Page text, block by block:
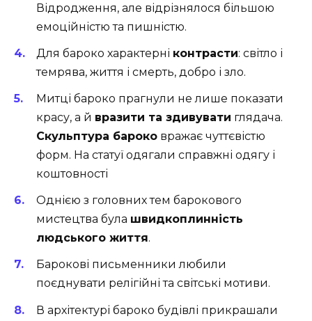
Відродження, але відрізнялося більшою
емоційністю та пишністю.
Для бароко характерні контрасти: світло і
темрява, життя і смерть, добро і зло.
Митці бароко прагнули не лише показати
красу, а й вразити та здивувати глядача.
Скульптура бароко вражає чуттєвістю
форм. На статуї одягали справжні одягу і
коштовності
Однією з головних тем барокового
мистецтва була швидкоплинність
людського життя.
Барокові письменники любили
поєднувати релігійні та світські мотиви.
В архітектурі бароко будівлі прикрашали